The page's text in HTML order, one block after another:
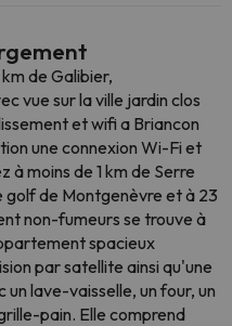
de Galibier,
vue sur la ville jardin clos
et wifi a Briancon
une connexion Wi-Fi et
à moins de 1 km de Serre
golf de Montgenèvre et à 23
non-fumeurs se trouve à
spacieux
par satellite ainsi qu'une
lave-vaisselle, un four, un
pain. Elle comprend